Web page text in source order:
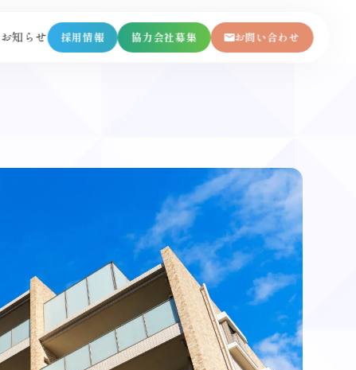
お知らせ 採用情報 協力会社募集 お問い合わせ